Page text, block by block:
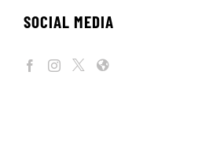
SOCIAL MEDIA